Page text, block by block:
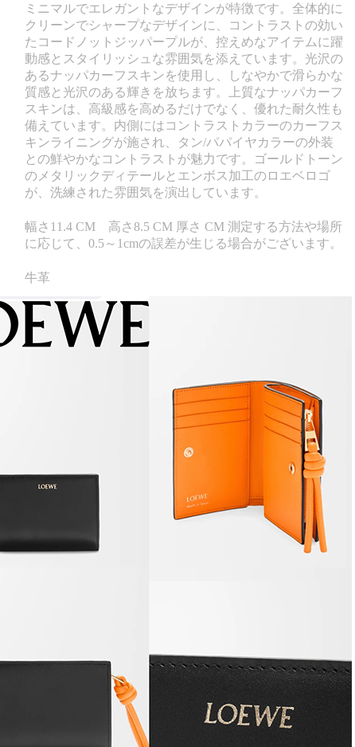
ミニマルでエレガントなデザインが特徴です。全体的に
クリーンでシャープなデザインに、コントラストの効い
たコードノットジッパープルが、控えめなアイテムに躍
動感とスタイリッシュな雰囲気を添えています。光沢の
あるナッパカーフスキンを使用し、しなやかで滑らかな
質感と光沢のある輝きを放ちます。上質なナッパカーフ
スキンは、高級感を高めるだけでなく、優れた耐久性も
備えています。内側にはコントラストカラーのカーフス
キンライニングが施され、タン/パパイヤカラーの外装
との鮮やかなコントラストが魅力です。ゴールドトーン
のメタリックディテールとエンボス加工のロエベロゴ
が、洗練された雰囲気を演出しています。
幅さ11.4 CM 高さ8.5 CM 厚さ CM 測定する方法や場所
に応じて、0.5～1cmの誤差が生じる場合がございます。
牛革